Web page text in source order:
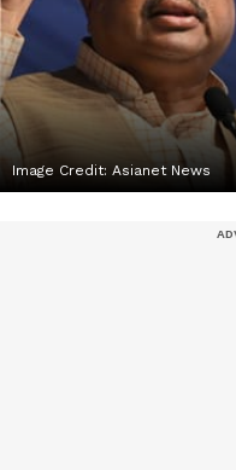
Image Credit: Asianet News